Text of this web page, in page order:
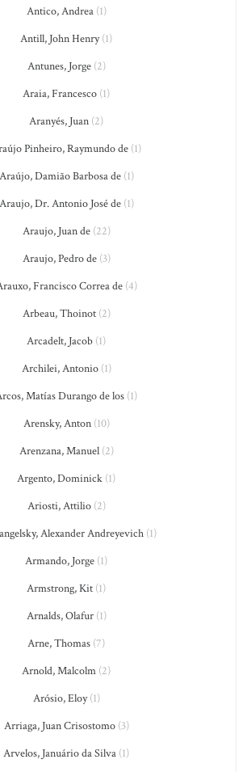
Antico, Andrea(1)
Antill, John Henry(1)
Antunes, Jorge(2)
Araia, Francesco (1)
Aranyés, Juan (2)
Pinheiro, Raymundo de (1)
Araújo, Damião Barbosa de(1)
Araujo, Dr. Antonio José de(1)
Araujo, Juan de(22)
Araujo, Pedro de(3)
Francisco Correa de(4)
Arbeau, Thoinot(2)
Arcadelt, Jacob (1)
Archilei, Antonio(1)
Matías Durango de los (1)
Arensky, Anton(10)
Arenzana, Manuel(2)
Argento, Dominick (1)
Ariosti, Attilio(2)
Alexander Andreyevich(1)
Armando, Jorge (1)
Armstrong, Kit (1)
Arnalds, Olafur(1)
Arne, Thomas (7)
Arnold, Malcolm (2)
Arósio, Eloy(1)
Arriaga, Juan Crisostomo(3)
Arvelos, Januário da Silva (1)